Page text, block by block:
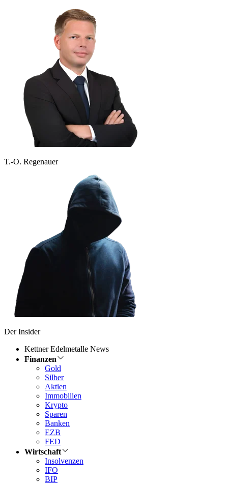
T.-O. Regenauer
Der Insider
Kettner Edelmetalle News
Finanzen
Gold
Silber
Aktien
Immobilien
Krypto
Sparen
Banken
EZB
FED
Wirtschaft
Insolvenzen
IFO
BIP